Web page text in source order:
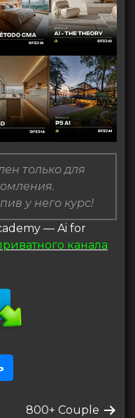
только для
у него курс!
— Ai for
канала
Следующая
800+ Couple